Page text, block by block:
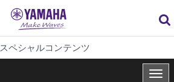
スペシャルコンテンツ
マ
メ